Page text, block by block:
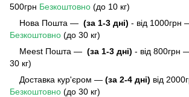
500грн Безкоштовно (до 10 кг)
Нова Пошта — (за 1-3 дні) - від 1000грн
Безкоштовно (до 30 кг)
Meest Пошта — (за 1-3 дні) - від 800грн
30 кг)
Доставка кур'єром — (за 2-4 дні) від
Безкоштовно (до 30 кг)